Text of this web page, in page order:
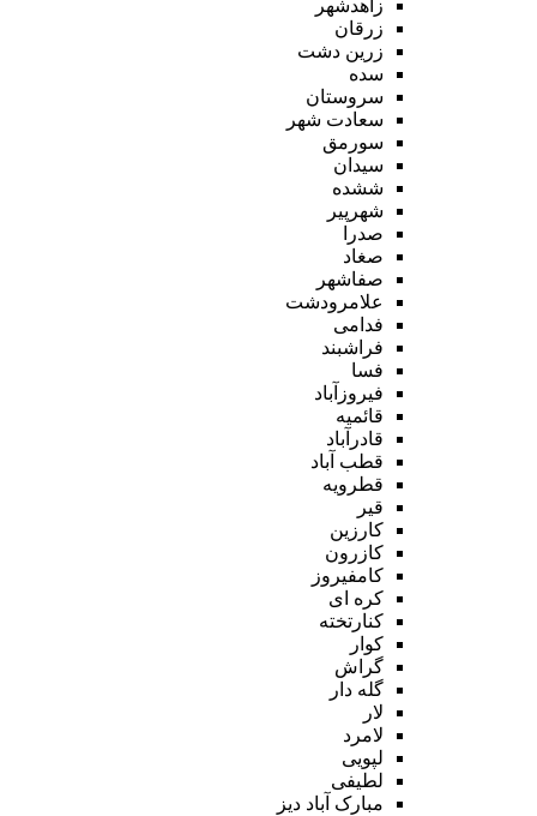
زاهدشهر
زرقان
زرین دشت
سده
سروستان
سعادت شهر
سورمق
سیدان
ششده
شهرپیر
صدرا
صغاد
صفاشهر
علامرودشت
فدامی
فراشبند
فسا
فیروزآباد
قائمیه
قادرآباد
قطب آباد
قطرویه
قیر
کارزین
کازرون
کامفیروز
کره ای
کنارتخته
کوار
گراش
گله دار
لار
لامرد
لپویی
لطیفی
مبارک آباد دیز